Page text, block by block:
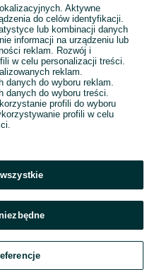
główną
Aktywne
do celów identyfikacji.
lub kombinacji danych
informacji na urządzeniu lub
reklam. Rozwój i
w celu personalizacji treści.
reklam.
danych do wyboru reklam.
danych do wyboru treści.
profili do wyboru
profili w celu